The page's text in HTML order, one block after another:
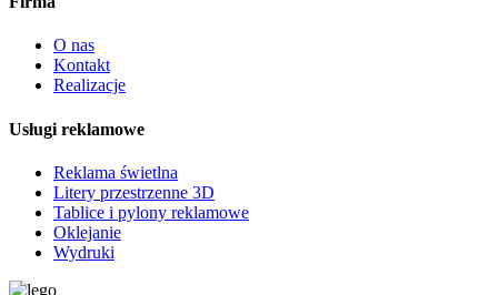
O nas
Kontakt
Realizacje
Usługi reklamowe
Reklama świetlna
Litery przestrzenne 3D
Tablice i pylony reklamowe
Oklejanie
Wydruki